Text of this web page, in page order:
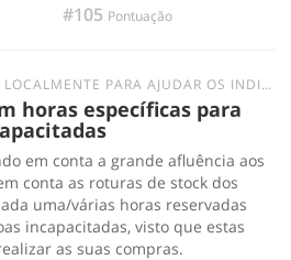
#105 Pontuação
INDIVÍDUOS/GRUPOS MAIS FRÁGEIS E AS PESSOAS EM SITUAÇÃO DE SEM-ABRIGO?
horas específicas para
em conta a grande afluência aos
conta as roturas de stock dos
uma/várias horas reservadas
incapacitadas, visto que estas
as suas compras.